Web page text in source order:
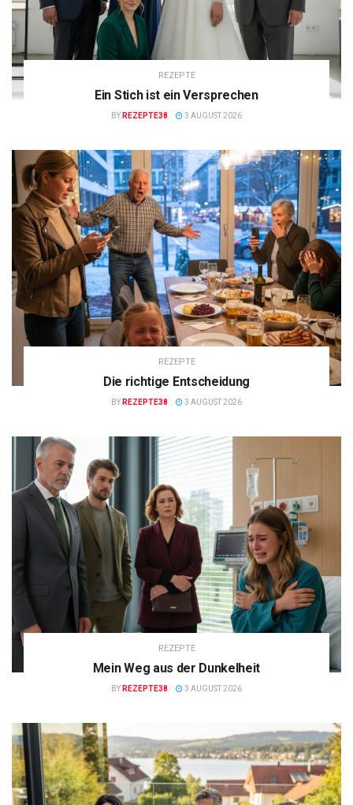
REZEPTE
Ein Stich ist ein Versprechen
BY REZEPTE38 3 AUGUST 2026
REZEPTE
Die richtige Entscheidung
BY REZEPTE38 3 AUGUST 2026
REZEPTE
Mein Weg aus der Dunkelheit
BY REZEPTE38 3 AUGUST 2026